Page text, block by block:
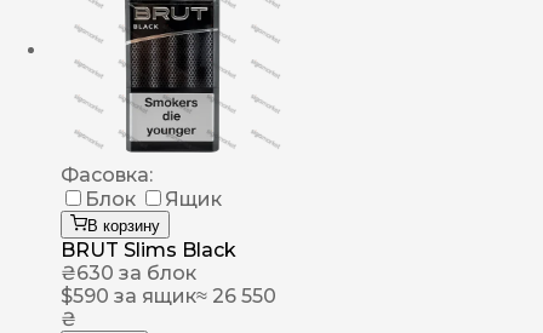
Фасовка:
Блок
Ящик
В корзину
BRUT Slims Black
₴630 за блок
$590 за ящик≈ 26 550
₴